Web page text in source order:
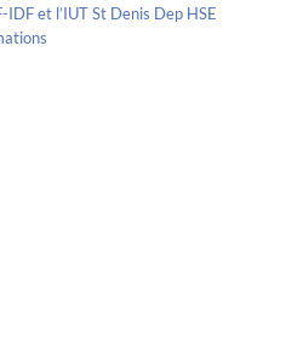
et l’IUT St Denis Dep HSE